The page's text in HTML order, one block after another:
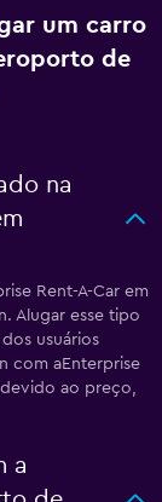
um carro
de
na
Rent-A-Car em
Alugar esse tipo
usuários
com aEnterprise
devido ao preço,
a